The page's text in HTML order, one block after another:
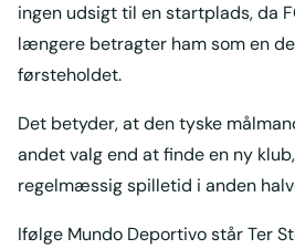
ingen udsigt til en startplads, da
længere betragter ham som en
førsteholdet.
Det betyder, at den tyske
andet valg end at finde en ny
regelmæssig spilletid i anden
Ifølge Mundo Deportivo står Ter